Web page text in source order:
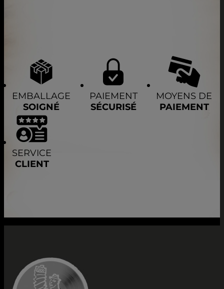
EMBALLAGE
SOIGNÉ
PAIEMENT
SÉCURISÉ
MOYENS DE
PAIEMENT
SERVICE
CLIENT